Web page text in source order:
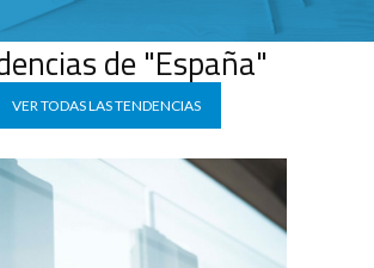
de "España"
VER TODAS LAS TENDENCIAS